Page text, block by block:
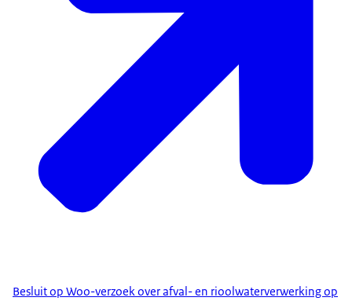
Besluit op Woo-verzoek over afval- en rioolwaterverwerking op